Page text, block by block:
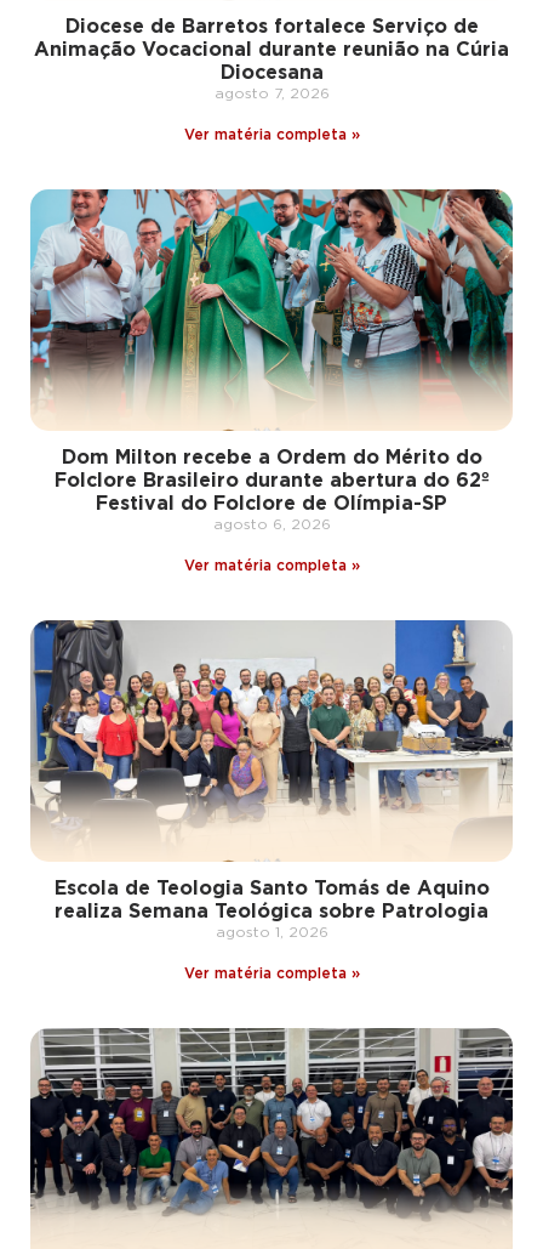
Diocese de Barretos fortalece Serviço de
Animação Vocacional durante reunião na Cúria
Diocesana
agosto 7, 2026
Ver matéria completa »
Dom Milton recebe a Ordem do Mérito do
Folclore Brasileiro durante abertura do 62º
Festival do Folclore de Olímpia-SP
agosto 6, 2026
Ver matéria completa »
Escola de Teologia Santo Tomás de Aquino
realiza Semana Teológica sobre Patrologia
agosto 1, 2026
Ver matéria completa »